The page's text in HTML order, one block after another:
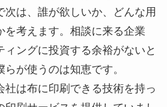
次は、誰が欲しいか、どんな用
を考えます。相談に来る企業
ィングに投資する余裕がないと
が使うのは知恵です。
社は布に印刷できる技術を持っ